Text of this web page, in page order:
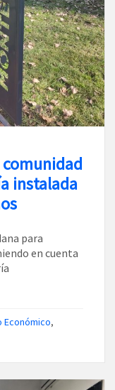
instalada
para
en cuenta
Económico,